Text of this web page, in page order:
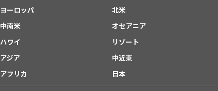
ヨーロッパ
北米
中南米
オセアニア
ハワイ
リゾート
アジア
中近東
アフリカ
日本